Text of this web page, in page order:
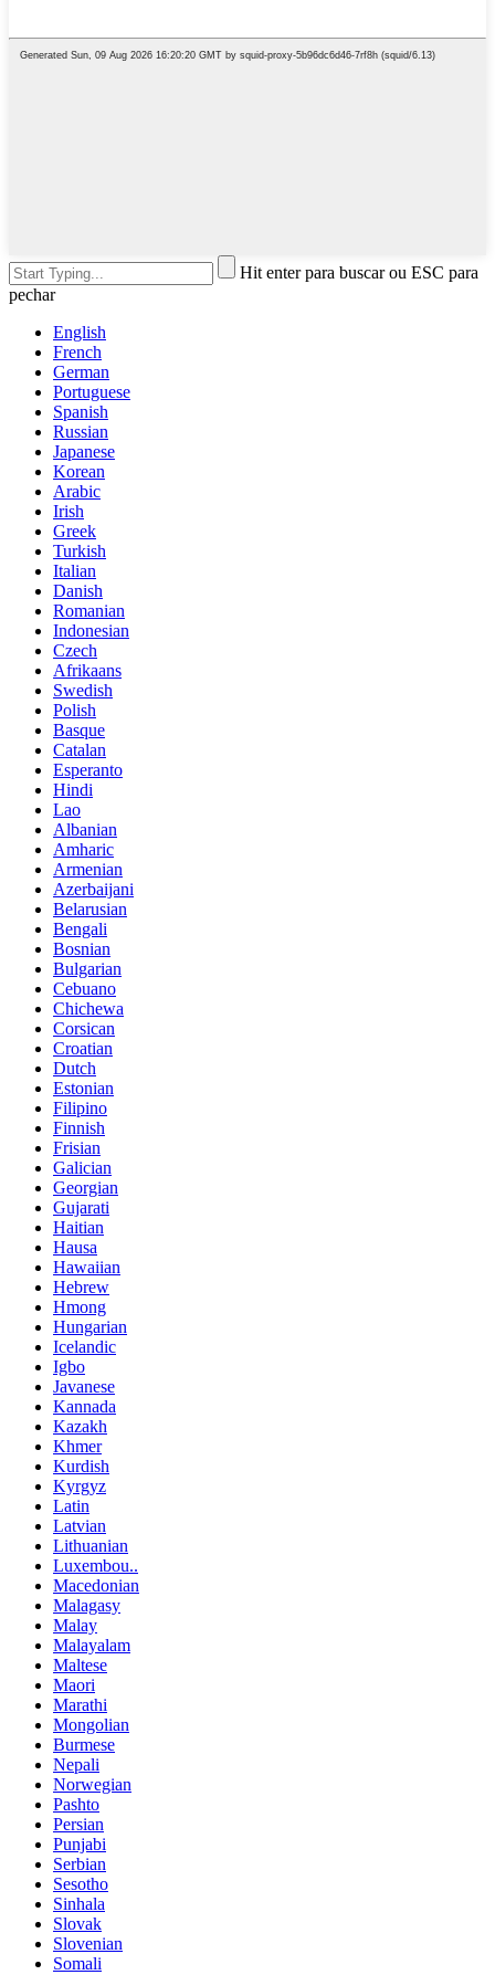
Hit enter para buscar ou ESC para
pechar
English
French
German
Portuguese
Spanish
Russian
Japanese
Korean
Arabic
Irish
Greek
Turkish
Italian
Danish
Romanian
Indonesian
Czech
Afrikaans
Swedish
Polish
Basque
Catalan
Esperanto
Hindi
Lao
Albanian
Amharic
Armenian
Azerbaijani
Belarusian
Bengali
Bosnian
Bulgarian
Cebuano
Chichewa
Corsican
Croatian
Dutch
Estonian
Filipino
Finnish
Frisian
Galician
Georgian
Gujarati
Haitian
Hausa
Hawaiian
Hebrew
Hmong
Hungarian
Icelandic
Igbo
Javanese
Kannada
Kazakh
Khmer
Kurdish
Kyrgyz
Latin
Latvian
Lithuanian
Luxembou..
Macedonian
Malagasy
Malay
Malayalam
Maltese
Maori
Marathi
Mongolian
Burmese
Nepali
Norwegian
Pashto
Persian
Punjabi
Serbian
Sesotho
Sinhala
Slovak
Slovenian
Somali